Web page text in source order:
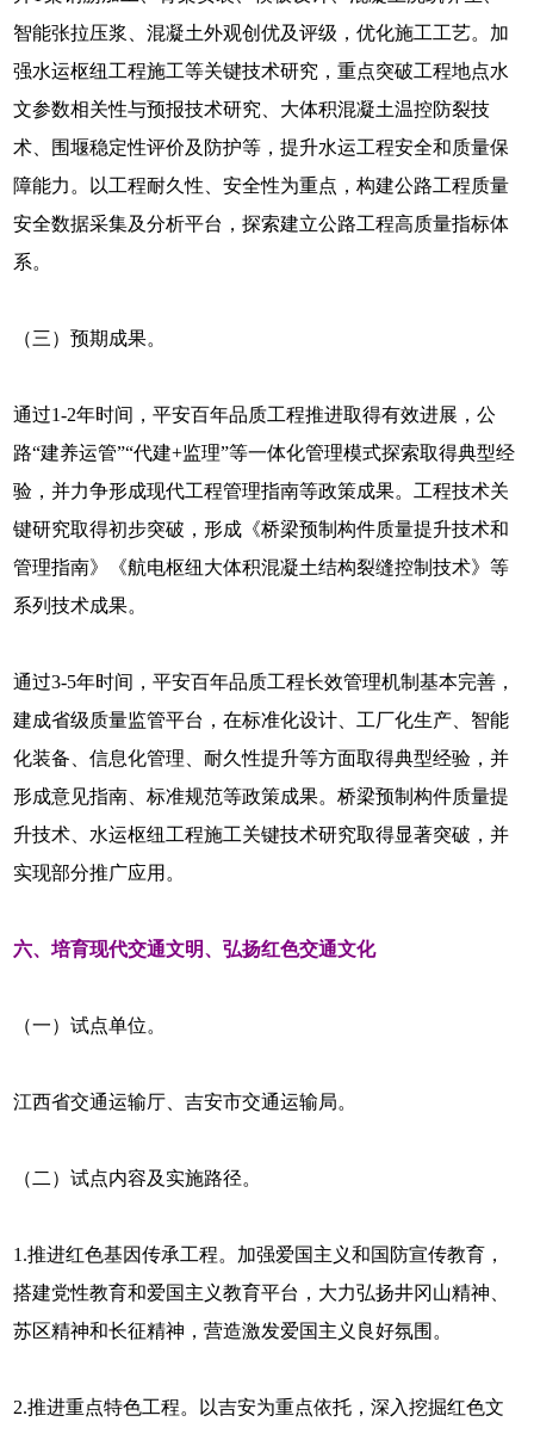
智能张拉压浆、混凝土外观创优及评级，优化施工工艺。加
强水运枢纽工程施工等关键技术研究，重点突破工程地点水
文参数相关性与预报技术研究、大体积混凝土温控防裂技
术、围堰稳定性评价及防护等，提升水运工程安全和质量保
障能力。以工程耐久性、安全性为重点，构建公路工程质量
安全数据采集及分析平台，探索建立公路工程高质量指标体
系。
（三）预期成果。
通过1-2年时间，平安百年品质工程推进取得有效进展，公
路“建养运管”“代建+监理”等一体化管理模式探索取得典型经
验，并力争形成现代工程管理指南等政策成果。工程技术关
键研究取得初步突破，形成《桥梁预制构件质量提升技术和
管理指南》《航电枢纽大体积混凝土结构裂缝控制技术》等
系列技术成果。
通过3-5年时间，平安百年品质工程长效管理机制基本完善，
建成省级质量监管平台，在标准化设计、工厂化生产、智能
化装备、信息化管理、耐久性提升等方面取得典型经验，并
形成意见指南、标准规范等政策成果。桥梁预制构件质量提
升技术、水运枢纽工程施工关键技术研究取得显著突破，并
实现部分推广应用。
六、培育现代交通文明、弘扬红色交通文化
（一）试点单位。
江西省交通运输厅、吉安市交通运输局。
（二）试点内容及实施路径。
1.推进红色基因传承工程。加强爱国主义和国防宣传教育，
搭建党性教育和爱国主义教育平台，大力弘扬井冈山精神、
苏区精神和长征精神，营造激发爱国主义良好氛围。
2.推进重点特色工程。以吉安为重点依托，深入挖掘红色文